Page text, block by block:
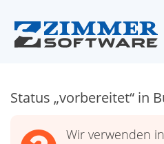
Status „vorbereitet“ in
Wir verwenden